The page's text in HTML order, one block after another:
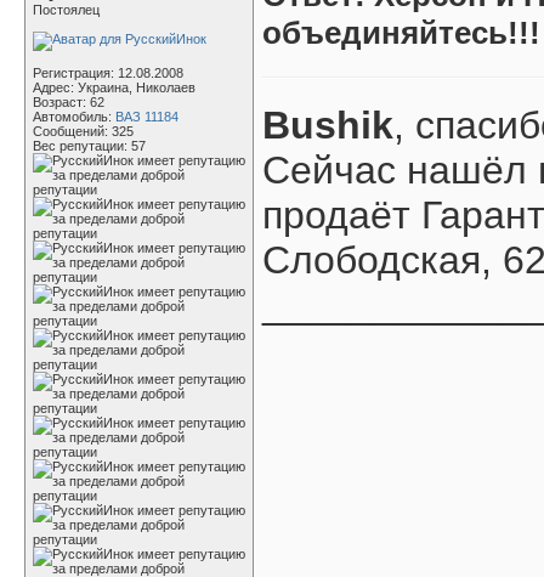
Постоялец
Регистрация: 12.08.2008
Адрес: Украина, Николаев
Возраст: 62
Автомобиль: ВАЗ 11184
Сообщений: 325
Вес репутации: 57
объединяйтесь!!!
Bushik,
Сейчас нашёл
продаёт
Слободская,